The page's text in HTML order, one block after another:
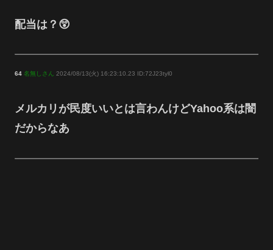
配当は？😲
64 名無しさん 2024/08/13(火) 16:23:10.23 ID:72J23tyl0
メルカリが民度いいとは言わんけどYahoo系は闇
だからなあ